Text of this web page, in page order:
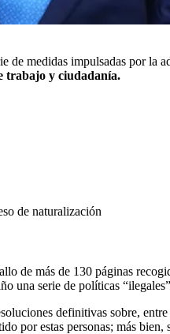
de medidas impulsadas por
trabajo y ciudadanía.
de naturalización
de más de 130 páginas
una serie de políticas “ilegales”
definitivas sobre,
por estas personas; más